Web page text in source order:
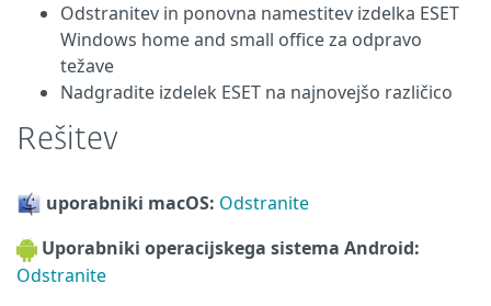
Odstranitev in ponovna namestitev izdelka ESET
Windows home and small office za odpravo
težave
Nadgradite izdelek ESET na najnovejšo različico
Rešitev
uporabniki macOS: Odstranite
Uporabniki operacijskega sistema Android:
Odstranite